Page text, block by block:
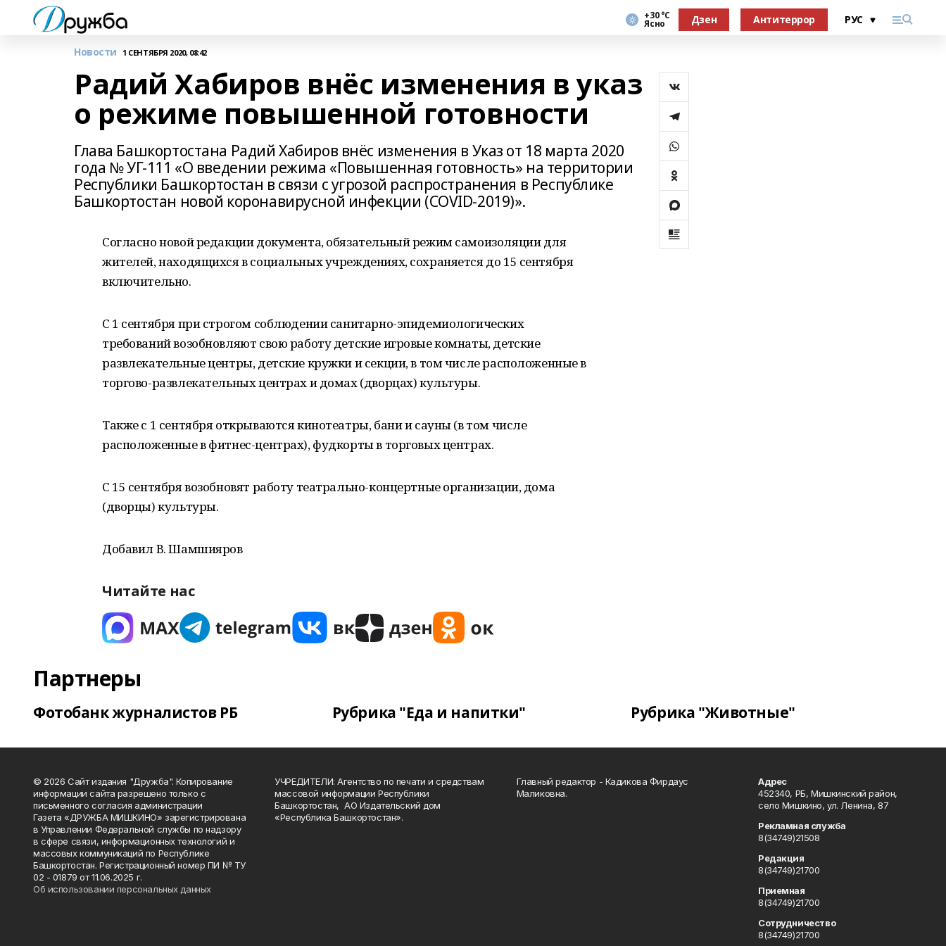
+30 °С
Ясно Дзен Антитеррор
Новости 1 СЕНТЯБРЯ 2020, 08:42
Радий Хабиров внёс изменения в указ
о режиме повышенной готовности
Глава Башкортостана Радий Хабиров внёс изменения в Указ от 18 марта 2020
года № УГ-111 «О введении режима «Повышенная готовность» на территории
Республики Башкортостан в связи с угрозой распространения в Республике
Башкортостан новой коронавирусной инфекции (COVID-2019)».
Согласно новой редакции документа, обязательный режим самоизоляции для
жителей, находящихся в социальных учреждениях, сохраняется до 15 сентября
включительно.
С 1 сентября при строгом соблюдении санитарно-эпидемиологических
требований возобновляют свою работу детские игровые комнаты, детские
развлекательные центры, детские кружки и секции, в том числе расположенные в
торгово-развлекательных центрах и домах (дворцах) культуры.
Также с 1 сентября открываются кинотеатры, бани и сауны (в том числе
расположенные в фитнес-центрах), фудкорты в торговых центрах.
С 15 сентября возобновят работу театрально-концертные организации, дома
(дворцы) культуры.
Добавил В. Шамшияров
Читайте нас
Партнеры
Фотобанк журналистов РБ Рубрика "Еда и напитки" Рубрика "Животные"
© 2026 Сайт издания "Дружба". Копирование
информации сайта разрешено только с
письменного согласия администрации
Газета «ДРУЖБА МИШКИНО» зарегистрирована
в Управлении Федеральной службы по надзору
в сфере связи, информационных технологий и
массовых коммуникаций по Республике
Башкортостан. Регистрационный номер ПИ № ТУ
02 - 01879 от 11.06.2025 г.
Об использовании персональных данных
УЧРЕДИТЕЛИ: Агентство по печати и средствам
массовой информации Республики
Башкортостан, АО Издательский дом
«Республика Башкортостан».
Главный редактор - Кадикова Фирдаус
Маликовна.
Адрес
452340, РБ, Мишкинский район,
село Мишкино, ул. Ленина, 87
Рекламная служба
8(34749)21508
Редакция
8(34749)21700
Приемная
8(34749)21700
Сотрудничество
8(34749)21700